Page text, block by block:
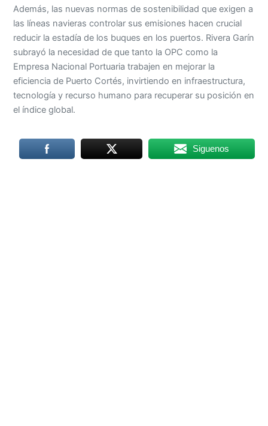
Además, las nuevas normas de sostenibilidad que exigen a
las líneas navieras controlar sus emisiones hacen crucial
reducir la estadía de los buques en los puertos. Rivera Garín
subrayó la necesidad de que tanto la OPC como la
Empresa Nacional Portuaria trabajen en mejorar la
eficiencia de Puerto Cortés, invirtiendo en infraestructura,
tecnología y recurso humano para recuperar su posición en
el índice global.
Siguenos